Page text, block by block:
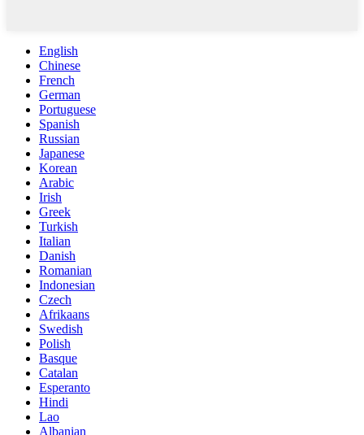
English
Chinese
French
German
Portuguese
Spanish
Russian
Japanese
Korean
Arabic
Irish
Greek
Turkish
Italian
Danish
Romanian
Indonesian
Czech
Afrikaans
Swedish
Polish
Basque
Catalan
Esperanto
Hindi
Lao
Albanian